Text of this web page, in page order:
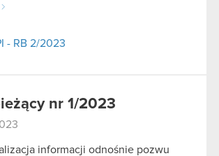
- RB 2/2023
nr 1/2023
informacji odnośnie pozwu